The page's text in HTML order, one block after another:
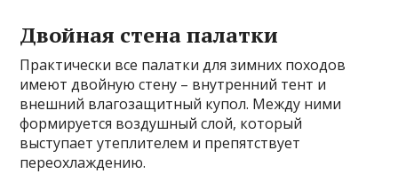
Двойная стена палатки
Практически все палатки для зимних походов
имеют двойную стену – внутренний тент и
внешний влагозащитный купол. Между ними
формируется воздушный слой, который
выступает утеплителем и препятствует
переохлаждению.